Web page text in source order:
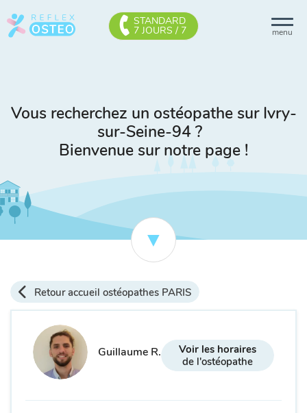
menu
STANDARD
7 JOURS / 7
Vous recherchez un ostéopathe sur Ivry-
sur-Seine-94 ?
Bienvenue sur notre page !
Retour accueil ostéopathes PARIS
Guillaume R.
Voir les horaires
de l'ostéopathe